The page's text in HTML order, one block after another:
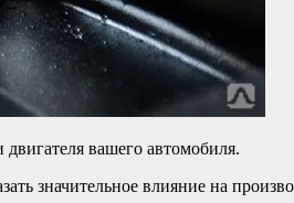
вашего автомобиля.
значительное влияние на